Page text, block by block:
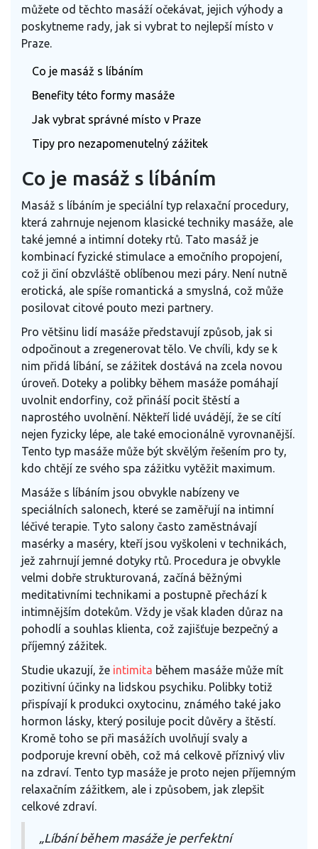
můžete od těchto masáží očekávat, jejich výhody a
poskytneme rady, jak si vybrat to nejlepší místo v
Praze.
Co je masáž s líbáním
Benefity této formy masáže
Jak vybrat správné místo v Praze
Tipy pro nezapomenutelný zážitek
Co je masáž s líbáním
Masáž s líbáním je speciální typ relaxační procedury,
která zahrnuje nejenom klasické techniky masáže, ale
také jemné a intimní doteky rtů. Tato masáž je
kombinací fyzické stimulace a emočního propojení,
což ji činí obzvláště oblíbenou mezi páry. Není nutně
erotická, ale spíše romantická a smyslná, což může
posilovat citové pouto mezi partnery.
Pro většinu lidí masáže představují způsob, jak si
odpočinout a zregenerovat tělo. Ve chvíli, kdy se k
nim přidá líbání, se zážitek dostává na zcela novou
úroveň. Doteky a polibky během masáže pomáhají
uvolnit endorfiny, což přináší pocit štěstí a
naprostého uvolnění. Někteří lidé uvádějí, že se cítí
nejen fyzicky lépe, ale také emocionálně vyrovnanější.
Tento typ masáže může být skvělým řešením pro ty,
kdo chtějí ze svého spa zážitku vytěžit maximum.
Masáže s líbáním jsou obvykle nabízeny ve
speciálních salonech, které se zaměřují na intimní
léčivé terapie. Tyto salony často zaměstnávají
masérky a maséry, kteří jsou vyškoleni v technikách,
jež zahrnují jemné dotyky rtů. Procedura je obvykle
velmi dobře strukturovaná, začíná běžnými
meditativními technikami a postupně přechází k
intimnějším dotekům. Vždy je však kladen důraz na
pohodlí a souhlas klienta, což zajišťuje bezpečný a
příjemný zážitek.
Studie ukazují, že intimita během masáže může mít
pozitivní účinky na lidskou psychiku. Polibky totiž
přispívají k produkci oxytocinu, známého také jako
hormon lásky, který posiluje pocit důvěry a štěstí.
Kromě toho se při masážích uvolňují svaly a
podporuje krevní oběh, což má celkově příznivý vliv
na zdraví. Tento typ masáže je proto nejen příjemným
relaxačním zážitkem, ale i způsobem, jak zlepšit
celkové zdraví.
„Líbání během masáže je perfektní